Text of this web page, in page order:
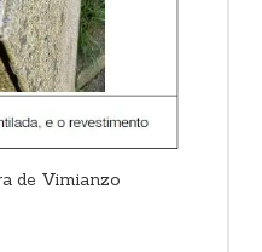
de Vimianzo